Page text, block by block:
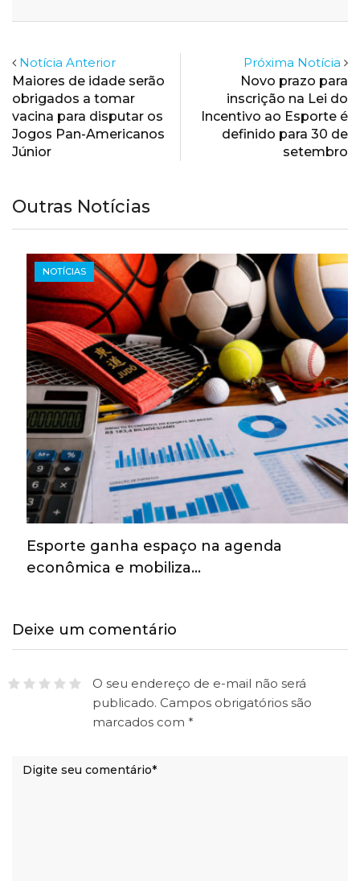
Notícia Anterior
Maiores de idade serão
obrigados a tomar
vacina para disputar os
Jogos Pan-Americanos
Júnior
Próxima Notícia
Novo prazo para
inscrição na Lei do
Incentivo ao Esporte é
definido para 30 de
setembro
Outras Notícias
NOTÍCIAS
Esporte ganha espaço na agenda
econômica e mobiliza…
Deixe um comentário
O seu endereço de e-mail não será
publicado. Campos obrigatórios são
marcados com *